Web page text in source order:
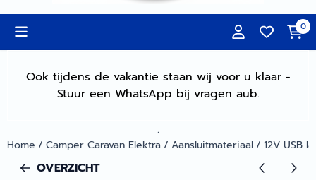
0
Ook tijdens de vakantie staan wij voor u klaar -
Stuur een WhatsApp bij vragen aub.
.
Home / Camper Caravan Elektra/ Aansluitmateriaal/ 12V USB
OVERZICHT